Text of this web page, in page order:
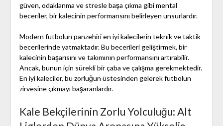
güven, odaklanma ve stresle başa çıkma gibi mental
beceriler, bir kalecinin performansını belirleyen unsurlardır.
Modern futbolun panzehiri en iyi kalecilerin teknik ve taktik
becerilerinde yatmaktadır. Bu becerileri geliştirmek, bir
kalecinin başarısını ve takımının performansını artırabilir.
Ancak, bunun için sürekli bir çaba ve çalışma gerekmektedir.
En iyi kaleciler, bu zorluğun üstesinden gelerek futbolun
zirvesine çıkmayı başaranlardır.
Kale Bekçilerinin Zorlu Yolculuğu: Alt